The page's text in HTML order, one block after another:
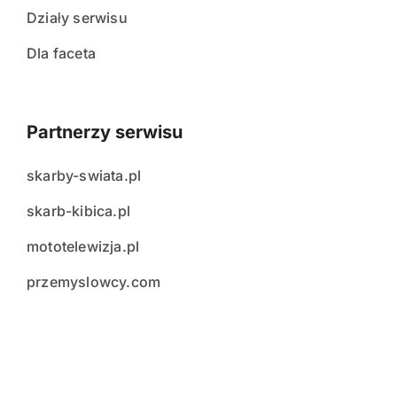
Działy serwisu
Dla faceta
Partnerzy serwisu
skarby-swiata.pl
skarb-kibica.pl
mototelewizja.pl
przemyslowcy.com